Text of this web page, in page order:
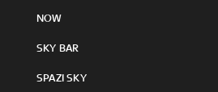
NOW
SKY BAR
SPAZI SKY